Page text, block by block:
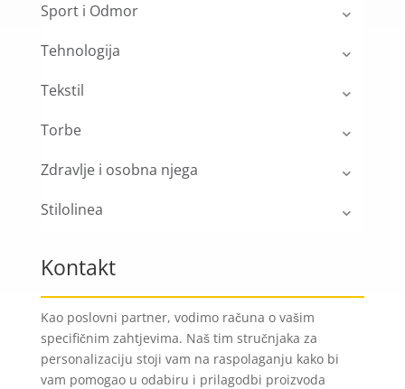
Sport i Odmor
Tehnologija
Tekstil
Torbe
Zdravlje i osobna njega
Stilolinea
Kontakt
Kao poslovni partner, vodimo računa o vašim
specifičnim zahtjevima. Naš tim stručnjaka za
personalizaciju stoji vam na raspolaganju kako bi
vam pomogao u odabiru i prilagodbi proizvoda